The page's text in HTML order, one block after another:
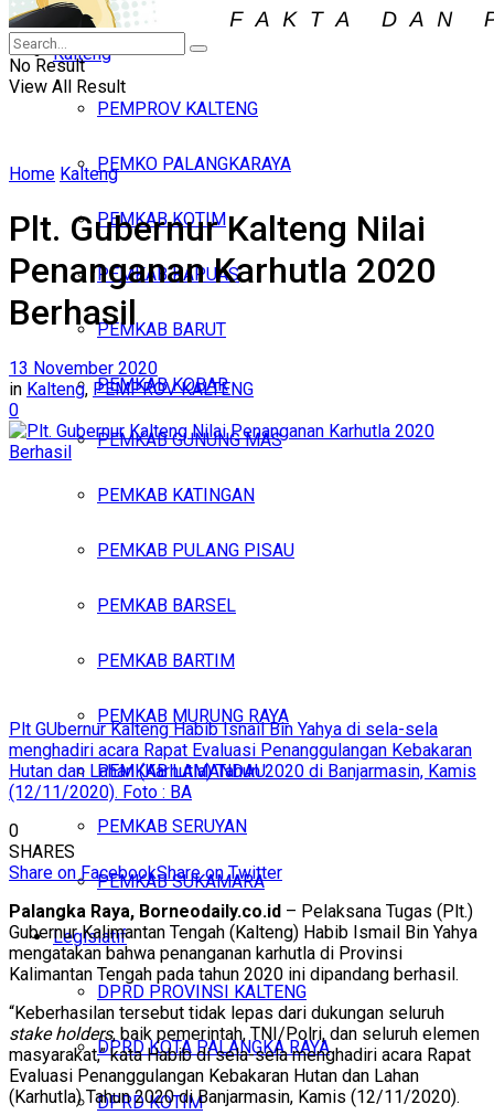
Iklan
Sabtu, Agustus 8, 2026
Kalteng
PEMPROV KALTENG
PEMKO PALANGKARAYA
PEMKAB KOTIM
PEMKAB KAPUAS
PEMKAB BARUT
PEMKAB KOBAR
PEMKAB GUNUNG MAS
PEMKAB KATINGAN
PEMKAB PULANG PISAU
PEMKAB BARSEL
PEMKAB BARTIM
PEMKAB MURUNG RAYA
PEMKAB LAMANDAU
PEMKAB SERUYAN
PEMKAB SUKAMARA
Legislatif
DPRD PROVINSI KALTENG
DPRD KOTA PALANGKA RAYA
DPRD KOTIM
No Result
View All Result
Home Kalteng
Plt. Gubernur Kalteng Nilai
Penanganan Karhutla 2020
Berhasil
13 November 2020
in Kalteng, PEMPROV KALTENG
0
Plt GUbernur Kalteng Habib Isnail Bin Yahya di sela-sela
menghadiri acara Rapat Evaluasi Penanggulangan Kebakaran
Hutan dan Lahan (Karhutla) Tahun 2020 di Banjarmasin, Kamis
(12/11/2020). Foto : BA
0
SHARES
Share on FacebookShare on Twitter
Palangka Raya, Borneodaily.co.id – Pelaksana Tugas (Plt.)
Gubernur Kalimantan Tengah (Kalteng) Habib Ismail Bin Yahya
mengatakan bahwa penanganan karhutla di Provinsi
Kalimantan Tengah pada tahun 2020 ini dipandang berhasil.
“Keberhasilan tersebut tidak lepas dari dukungan seluruh
stake holders, baik pemerintah, TNI/Polri, dan seluruh elemen
masyarakat,” kata Habib di sela-sela menghadiri acara Rapat
Evaluasi Penanggulangan Kebakaran Hutan dan Lahan
(Karhutla) Tahun 2020 di Banjarmasin, Kamis (12/11/2020).